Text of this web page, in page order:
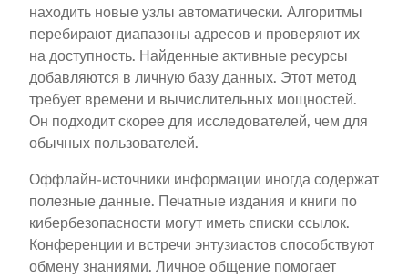
находить новые узлы автоматически. Алгоритмы
перебирают диапазоны адресов и проверяют их
на доступность. Найденные активные ресурсы
добавляются в личную базу данных. Этот метод
требует времени и вычислительных мощностей.
Он подходит скорее для исследователей, чем для
обычных пользователей.
Оффлайн-источники информации иногда содержат
полезные данные. Печатные издания и книги по
кибербезопасности могут иметь списки ссылок.
Конференции и встречи энтузиастов способствуют
обмену знаниями. Личное общение помогает